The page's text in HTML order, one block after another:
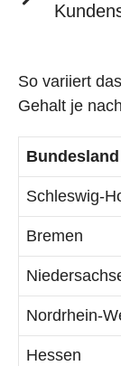
So variiert
Gehalt je nach
Bundesland
Schleswig-
Bremen
Nordrhein-
Hessen